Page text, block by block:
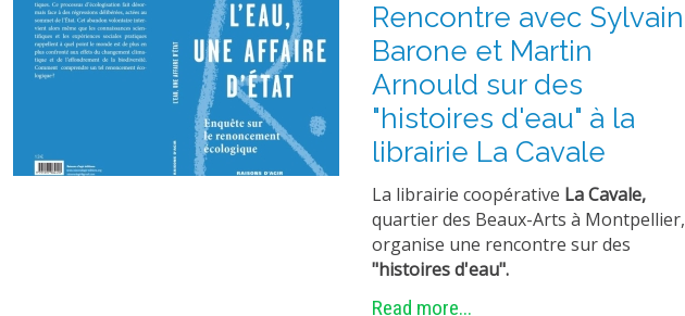
Rencontre avec Sylvain
Barone et Martin
Arnould sur des
"histoires d'eau" à la
librairie La Cavale
La librairie coopérative La Cavale,
quartier des Beaux-Arts à Montpellier,
organise une rencontre sur des
"histoires d'eau".
Read more...